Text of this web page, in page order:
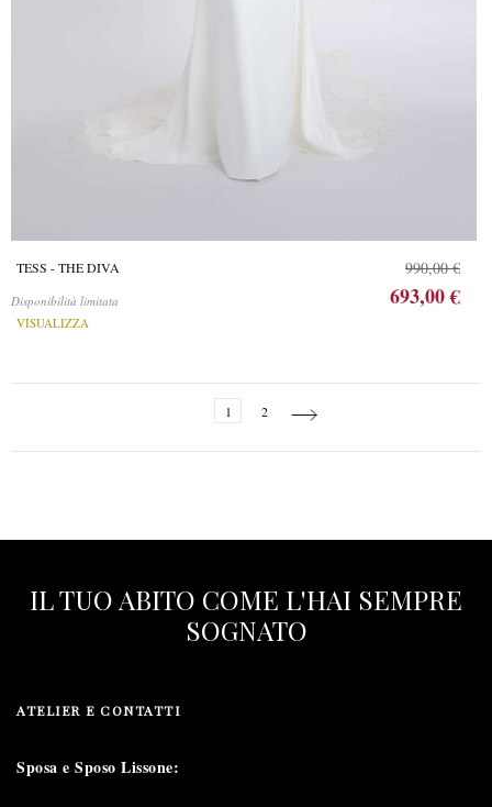
TESS - THE DIVA
Disponibilità limitata
VISUALIZZA
990,00 €
693,00 €
PageYou're
1 Page
2
IL TUO ABITO COME L'HAI SEMPRE
SOGNATO
ATELIER E CONTATTI
Sposa e Sposo Lissone: